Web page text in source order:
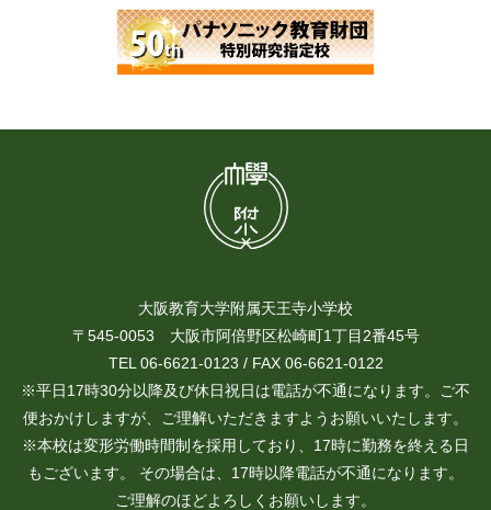
大阪教育大学附属天王寺小学校
〒545-0053 大阪市阿倍野区松崎町1丁目2番45号
TEL 06-6621-0123 / FAX 06-6621-0122
※平日17時30分以降及び休日祝日は電話が不通になります。ご不
便おかけしますが、ご理解いただきますようお願いいたします。
※本校は変形労働時間制を採用しており、17時に勤務を終える日
もございます。 その場合は、17時以降電話が不通になります。
ご理解のほどよろしくお願いします。